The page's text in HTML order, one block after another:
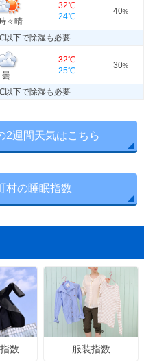
々晴
32℃
24℃
40%
以下で除湿も必要
曇
32℃
25℃
30%
以下で除湿も必要
2週間天気はこちら
村の睡眠指数
数 服装指数